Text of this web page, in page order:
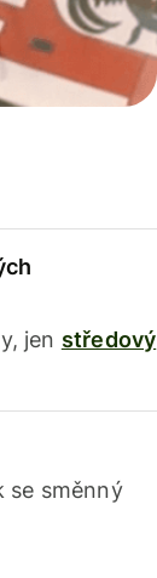
jen středový
se směnný